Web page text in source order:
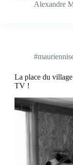
Alexandre
La place du
TV !